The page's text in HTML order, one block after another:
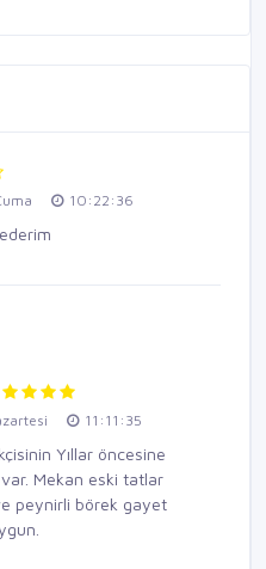
10:22:36
11:11:35
Yıllar öncesine
Mekan eski tatlar
peynirli börek gayet